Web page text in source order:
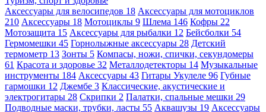
Аксессуары для велосипедов 18 Аксессуары для мотоциклов
210 Аксессуары 18 Мотоциклы 9 Шлема 146 Кофры 22
Мотозащита 15 Аксессуары для рыбалки 12 Бейсболки 54
Гермомешки 45 Горнолыжные аксессуары 28 Детский
термометр 13 Зонты 5 Компасы, ножи, спички, секундомеры
61 Красота и здоровье 32 Металлодетекторы 14 Музыкальные
инструменты 184 Аксессуары 43 Гитары Укулеле 96 Губные
гармошки 12 Джембе 3 Классические, акустические и
электрогитары 28 Скрипки 2 Палатки, спальные мешки 29
Подводные маски, трубки, ласты 55 Аквашузы 19 Аксессуары